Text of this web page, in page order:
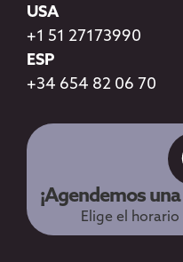
USA
+1 51 27173990
ESP
+34 654 82 06 70
¡Agendemos
Elige el